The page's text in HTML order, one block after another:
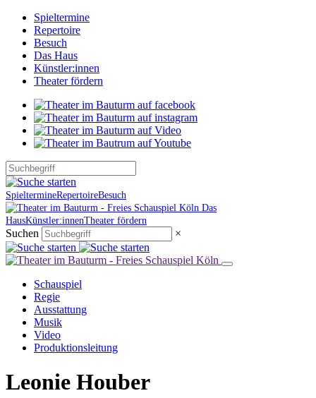
Spieltermine
Repertoire
Besuch
Das Haus
Künstler:innen
Theater fördern
SpieltermineRepertoireBesuch
Das
HausKünstler:innenTheater fördern
Suchen ×
Schauspiel
Regie
Ausstattung
Musik
Video
Produktionsleitung
Leonie Houber